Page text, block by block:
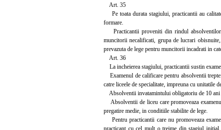
Art. 35
Pe toata durata stagiului, practicantii au
formare.
Practicantii proveniti din rindul absolventilor
muncitorii necalificati, grupa de lucrari
prevazuta de lege pentru muncitorii incadrati in
Art. 36
La incheierea stagiului, practicantii sustin
Examenul de calificare pentru absolventii
catre liceele de specialitate, impreuna cu unitatile
Absolventii invatamintului obligatoriu de 10 ani
Absolventii de liceu care promoveaza
pregatire medie, in conditiile stabilite de lege.
Pentru practicantii care nu promoveaza
practicant cu cel mult o treime din stagiul